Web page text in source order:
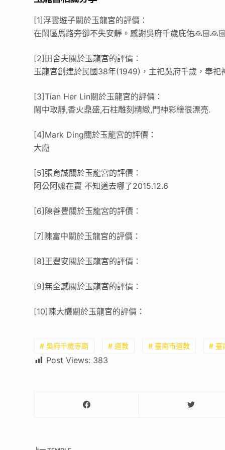
[1]浮雲遊子關於玉龍宮的評價：
在鬧區馬路旁卻不失安靜。感謝吳府千歲庇佑
[2]田舍夫關於玉龍宮的評價：
玉龍宮創建於民國38年(1949)，主祀吳府千歲，奉祀
[3]Tian Her Lin關於玉龍宮的評價：
鬧中取靜,香火鼎盛,石柱雕刻精緻,門神彩繪很漂亮.
[4]Mark Ding關於玉龍宮的評價：
大廟
[5]張育誠關於玉龍宮的評價：
阿公阿嬤在賣 不知道去哪了2015.12.6
[6]陳善豊關於玉龍宮的評價：
[7]陳富中關於玉龍宮的評價：
[8]王豐安關於玉龍宮的評價：
[9]無全感關於玉龍宮的評價：
[10]陳大欉關於玉龍宮的評價：
# 吳府千歲寺廟 # 道教 # 臺南市道教 # 臺
Post Views: 383